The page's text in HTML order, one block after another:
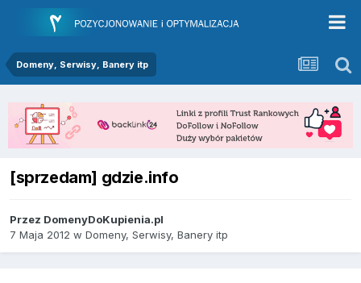
Domeny, Serwisy, Banery itp
[sprzedam] gdzie.info
Przez DomenyDoKupienia.pl
7 Maja 2012 w Domeny, Serwisy, Banery itp